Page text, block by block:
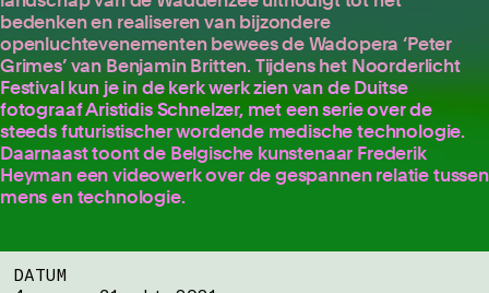
bedenken en realiseren van bijzondere
openluchtevenementen bewees de Wadopera ‘Peter
Grimes’ van Benjamin Britten. Tijdens het Noorderlicht
Festival kun je in de kerk werk zien van de Duitse
fotograaf Aristidis Schnelzer, met een serie over de
steeds futuristischer wordende medische technologie.
Daarnaast toont de Belgische kunstenaar Frederik
Heyman een videowerk over de gespannen relatie tussen
mens en technologie.
DATUM